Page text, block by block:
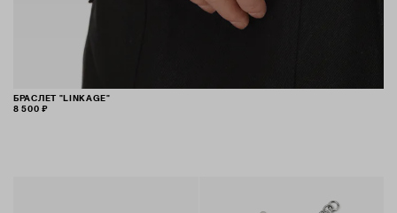
БРАСЛЕТ "LINKAGE"
8 500 ₽